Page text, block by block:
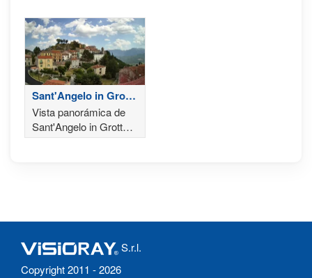
Sant'Angelo in Grotte
- Isernia
Vista panorámica de
Sant'Angelo in Grotte,
en la provincia de
S.r.l.
Copyright 2011 - 2026